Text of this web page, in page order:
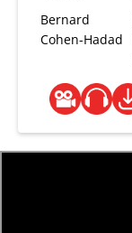
Bernard
Cohen-Hadad